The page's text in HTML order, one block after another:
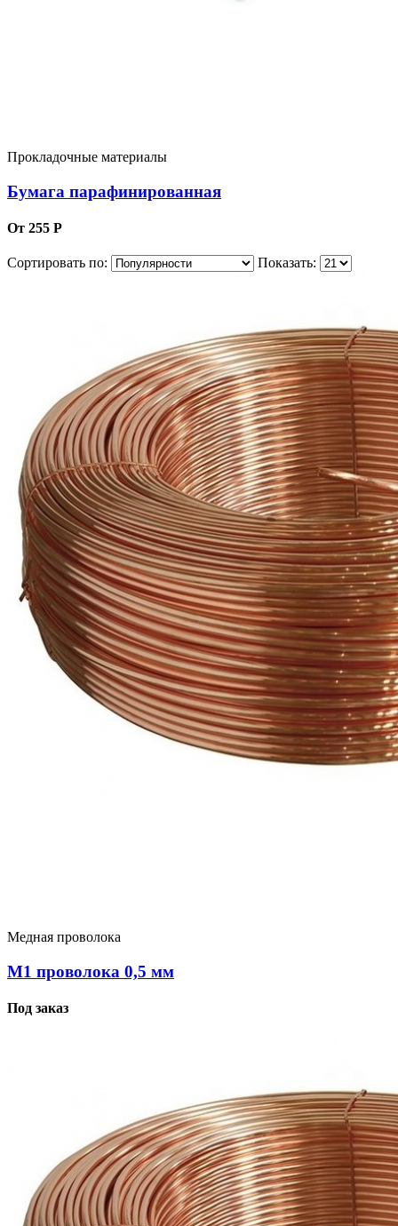
Прокладочные материалы
Бумага парафинированная
От 255 Р
Сортировать по: Показать:
Медная проволока
М1 проволока 0,5 мм
Под заказ